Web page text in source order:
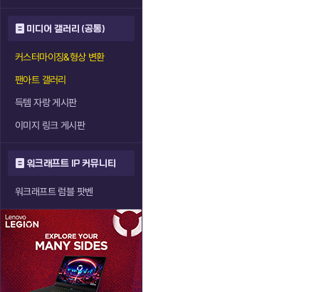
미디어 갤러리 (공통)
커스터마이징&형상 변환
팬아트 갤러리
득템 자랑 게시판
이미지 링크 게시판
워크래프트 IP 커뮤니티
워크래프트 럼블 팟벤